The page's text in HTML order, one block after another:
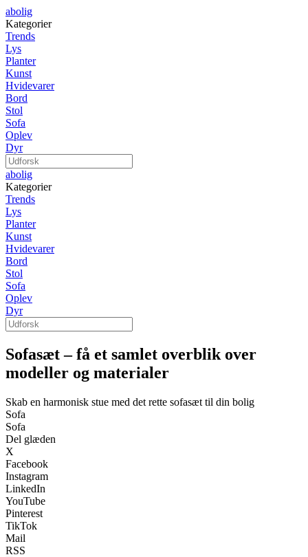
abolig
Kategorier
Trends
Lys
Planter
Kunst
Hvidevarer
Bord
Stol
Sofa
Oplev
Dyr
abolig
Kategorier
Trends
Lys
Planter
Kunst
Hvidevarer
Bord
Stol
Sofa
Oplev
Dyr
Sofasæt – få et samlet overblik over
modeller og materialer
Skab en harmonisk stue med det rette sofasæt til din bolig
Sofa
Sofa
Del glæden
X
Facebook
Instagram
LinkedIn
YouTube
Pinterest
TikTok
Mail
RSS